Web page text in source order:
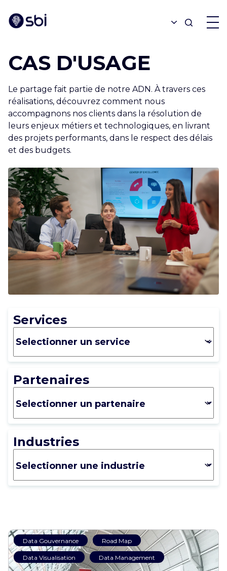
OFFRES
PARTENAIRES
RÉALISATIONS
À PROPOS
CARRIÈRE NOUS CONTACTER
CAS D'USAGE
Le partage fait partie de notre ADN. À travers ces
réalisations, découvrez comment nous
accompagnons nos clients dans la résolution de
leurs enjeux métiers et technologiques, en livrant
des projets performants, dans le respect des délais
et des budgets.
Services
Partenaires
Industries
Data Gouvernance Road Map
Data Visualisation Data Management